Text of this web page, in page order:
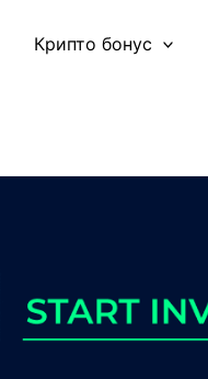
Крипто бонус